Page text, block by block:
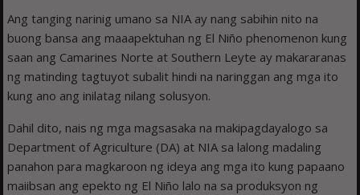
Ang tanging narinig umano sa NIA ay nang sabihin nito na
buong bansa ang maaapektuhan ng El Niño phenomenon kung
saan ang Camarines Norte at Southern Leyte ay makararanas
ng matinding tagtuyot subalit hindi na naringgan ang mga ito
kung ano ang inilatag nilang solusyon.
Dahil dito, nais ng mga magsasaka na makipagdayalogo sa
Department of Agriculture (DA) at NIA sa lalong madaling
panahon para magkaroon ng ideya ang mga ito kung papaano
maiibsan ang epekto ng El Niño lalo na sa produksyon ng